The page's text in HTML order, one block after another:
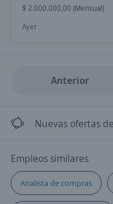
$ 2.000.000,00 (Mensual)
Ayer
Anterior
Nuevas ofertas
Empleos similares
Analista de compras